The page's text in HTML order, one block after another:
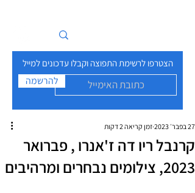
הצטרפו לרשימת התפוצה וקבלו עדכונים למייל
להרשמה
קרנבל ריו דה ז'אנרו , פברואר
2023, צילומים נבחרים ומרהיבים
27 בפבר׳ 2023 זמן קריאה 2 דקות